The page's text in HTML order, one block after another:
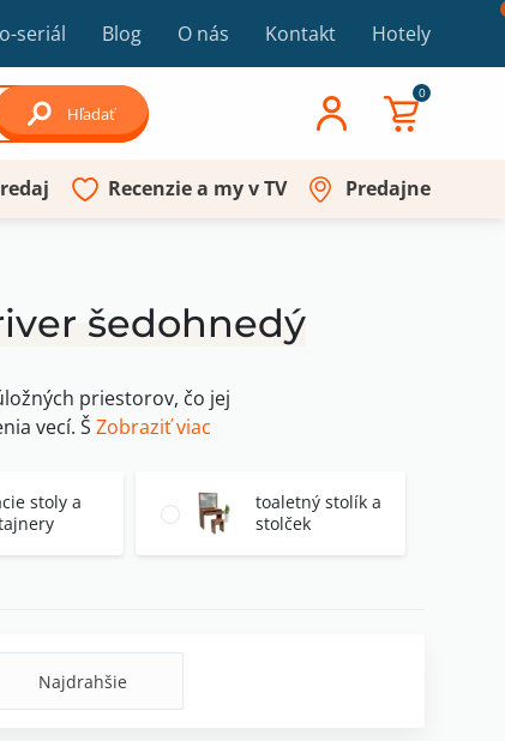
seriál Blog O nás Kontakt Hotely
Hľadať
0
Recenzie a my v TV Predajne
šedohnedý
priestorov, čo jej
vecí. Š Zobraziť viac
stoly a
toaletný stolík a
stolček
Najdrahšie